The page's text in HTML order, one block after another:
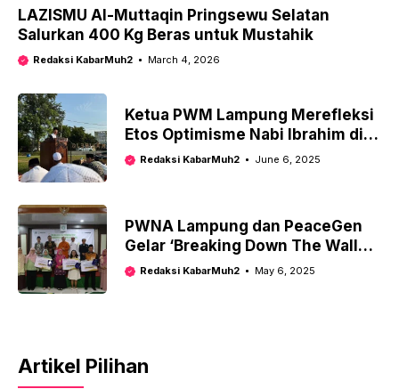
LAZISMU Al-Muttaqin Pringsewu Selatan
Salurkan 400 Kg Beras untuk Mustahik
Redaksi KabarMuh2 March 4, 2026
Ketua PWM Lampung Merefleksi
Etos Optimisme Nabi Ibrahim di
Kalirejo
Redaksi KabarMuh2 June 6, 2025
PWNA Lampung dan PeaceGen
Gelar ‘Breaking Down The Walls
Day’ untuk Menanamkan Nilai
Redaksi KabarMuh2 May 6, 2025
Artikel Pilihan